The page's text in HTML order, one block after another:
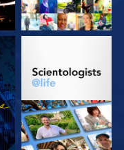
DÉCOUVRIR LES